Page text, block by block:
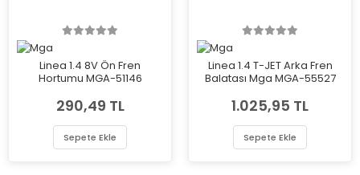
Linea 1.4 8V Ön Fren
Hortumu MGA-51146
290,49 TL
Sepete Ekle
Linea 1.4 T-JET Arka Fren
Balatası Mga MGA-55527
1.025,95 TL
Sepete Ekle